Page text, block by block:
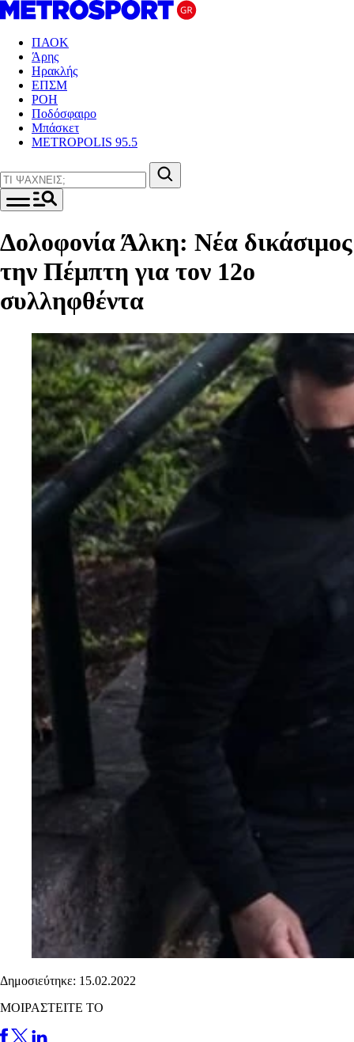
ΠΑΟΚ
Άρης
Ηρακλής
ΕΠΣΜ
ΡΟΗ
Ποδόσφαιρο
Μπάσκετ
METROPOLIS 95.5
Δολοφονία Άλκη: Νέα δικάσιμος
την Πέμπτη για τον 12ο
συλληφθέντα
Δημοσιεύτηκε: 15.02.2022
ΜΟΙΡΑΣΤΕΙΤΕ ΤΟ